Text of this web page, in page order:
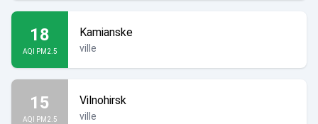
18
AQI PM2.5
Kamianske
ville
15
AQI PM2.5
Vilnohirsk
ville